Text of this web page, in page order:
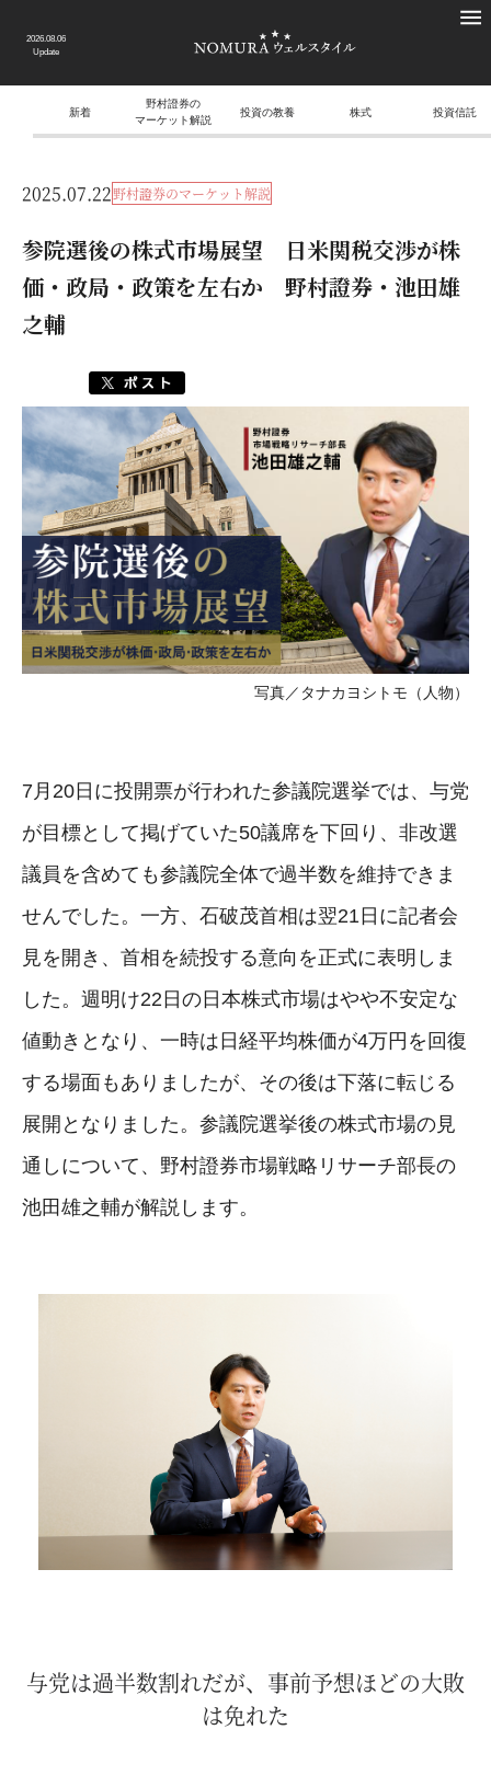
2026.08.06
Update
新着
野村證券の
マーケット解説
投資の教養 株式 投資信託
2025.07.22野村證券のマーケット解説
参院選後の株式市場展望 日米関税交渉が株
価・政局・政策を左右か 野村證券・池田雄
之輔
写真／タナカヨシトモ（人物）
7月20日に投開票が行われた参議院選挙では、与党
が目標として掲げていた50議席を下回り、非改選
議員を含めても参議院全体で過半数を維持できま
せんでした。一方、石破茂首相は翌21日に記者会
見を開き、首相を続投する意向を正式に表明しま
した。週明け22日の日本株式市場はやや不安定な
値動きとなり、一時は日経平均株価が4万円を回復
する場面もありましたが、その後は下落に転じる
展開となりました。参議院選挙後の株式市場の見
通しについて、野村證券市場戦略リサーチ部長の
池田雄之輔が解説します。
与党は過半数割れだが、事前予想ほどの大敗
は免れた